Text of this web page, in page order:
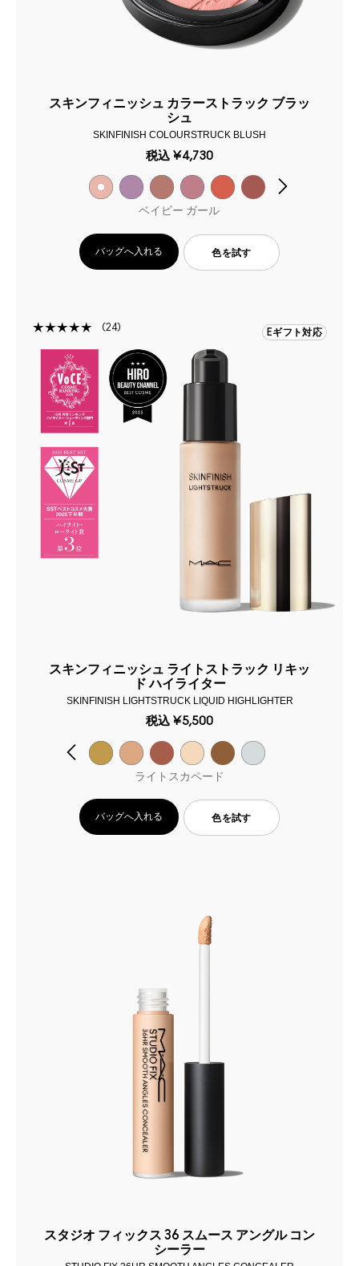
スキンフィニッシュ カラーストラック ブラッ
シュ
SKINFINISH COLOURSTRUCK BLUSH
税込 ¥4,730
ベイビー ガール
バッグへ入れる 色を試す
24 Eギフト対応
スキンフィニッシュ ライトストラック リキッ
ド ハイライター
SKINFINISH LIGHTSTRUCK LIQUID HIGHLIGHTER
税込 ¥5,500
ライトスカペード
バッグへ入れる 色を試す
スタジオ フィックス 36 スムース アングル コン
シーラー